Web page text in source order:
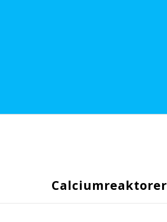
Calciumreaktorer